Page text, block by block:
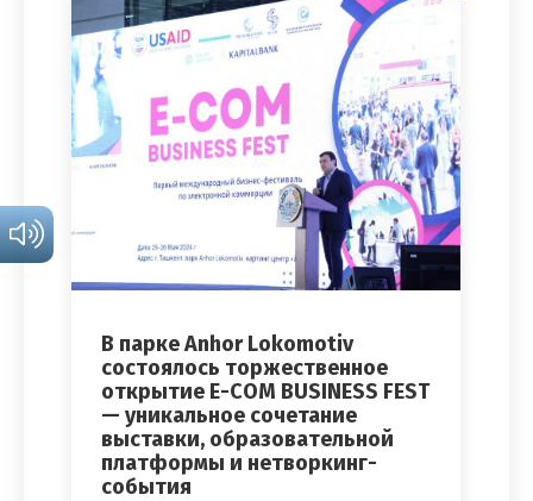
В парке Anhor Lokomotiv
состоялось торжественное
открытие E-COM BUSINESS FEST
— уникальное сочетание
выставки, образовательной
платформы и нетворкинг-
события